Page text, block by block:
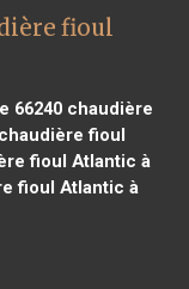
fioul
66240chaudière
chaudière fioul
fioul Atlantic à
fioul Atlantic à